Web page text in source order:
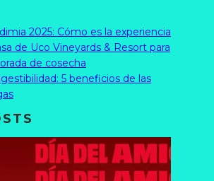
2025: Cómo es la experiencia
de Uco Vineyards & Resort para
de cosecha
5 beneficios de las